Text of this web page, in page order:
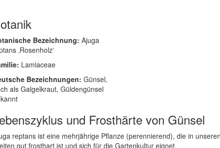
Bezeichnung: Ajuga
‚Rosenholz‘
Lamiaceae
Bezeichnungen: Günsel,
als Galgelkraut, Güldengünsel
und Frosthärte von Günsel
reptans ist eine mehrjährige Pflanze (perennierend), die in
gut frosthart ist und sich für die Gartenkultur eignet.